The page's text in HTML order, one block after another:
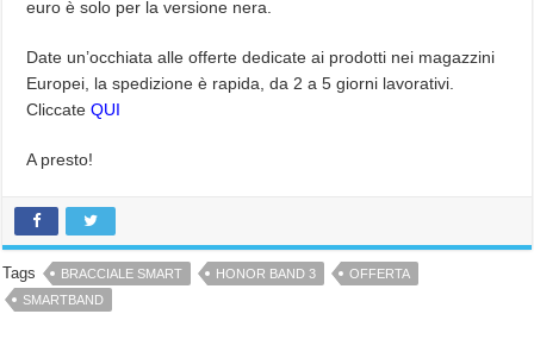
euro è solo per la versione nera.
Date un’occhiata alle offerte dedicate ai prodotti nei magazzini
Europei, la spedizione è rapida, da 2 a 5 giorni lavorativi.
CliccateQUI
A presto!
Tags BRACCIALE SMART HONOR BAND 3
OFFERTA
SMARTBAND